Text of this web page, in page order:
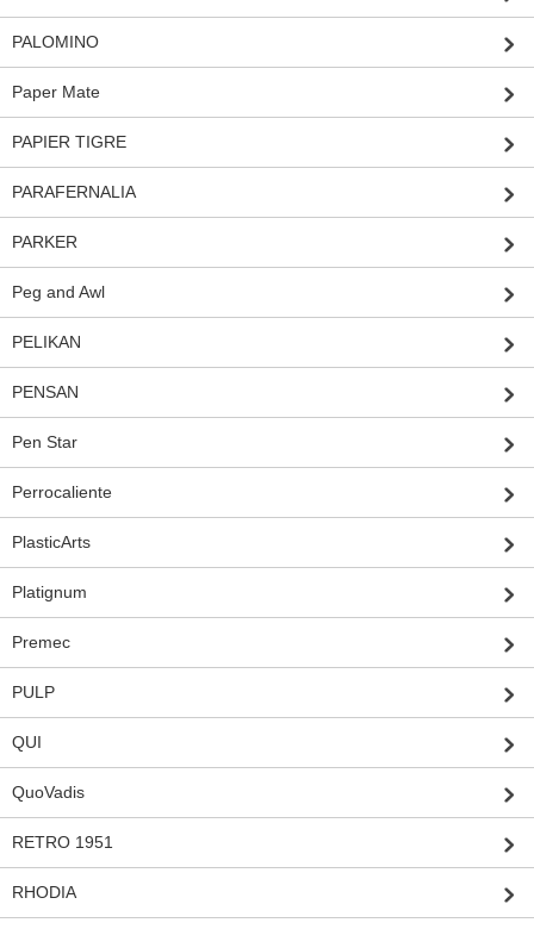
PALOMINO
Paper Mate
PAPIER TIGRE
PARAFERNALIA
PARKER
Peg and Awl
PELIKAN
PENSAN
Pen Star
Perrocaliente
PlasticArts
Platignum
Premec
PULP
QUI
QuoVadis
RETRO 1951
RHODIA